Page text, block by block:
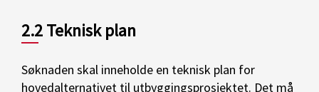
2.2 Teknisk plan
Søknaden skal inneholde en teknisk plan for
hovedalternativet til utbyggingsprosjektet. Det må